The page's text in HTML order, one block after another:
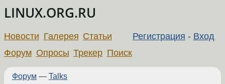
LINUX.ORG.RU
Регистрация - Вход
Новости Галерея Статьи
Форум Опросы Трекер Поиск
Форум — Talks